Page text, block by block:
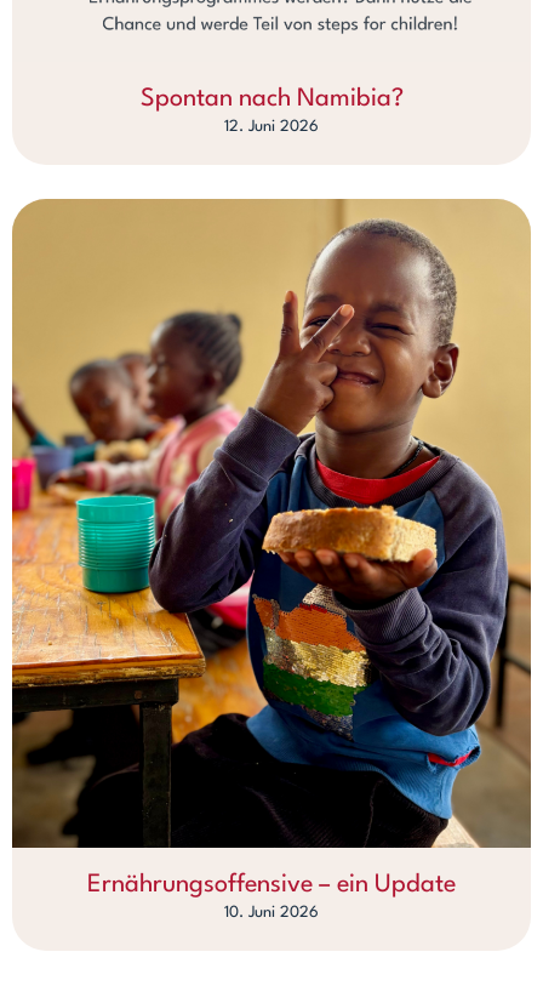
Spontan nach Namibia?
12. Juni 2026
Ernährungsoffensive – ein Update
10. Juni 2026